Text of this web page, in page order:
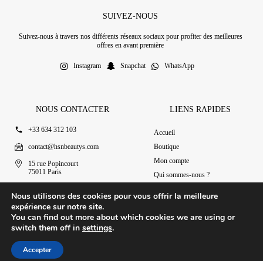
SUIVEZ-NOUS
Suivez-nous à travers nos différents réseaux sociaux pour profiter des meilleures
offres en avant première
Instagram Snapchat WhatsApp
NOUS CONTACTER
+33 634 312 103
contact@hsnbeautys.com
15 rue Popincourt
75011 Paris
LIENS RAPIDES
Accueil
Boutique
Mon compte
Qui sommes-nous ?
Nous utilisons des cookies pour vous offrir la meilleure
expérience sur notre site.
You can find out more about which cookies we are using or
switch them off in settings.
Accepter
Accueil